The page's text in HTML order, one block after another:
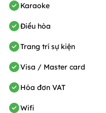
Karaoke
Điều hòa
Trang trí sự kiện
Visa / Master card
Hóa đơn VAT
Wifi